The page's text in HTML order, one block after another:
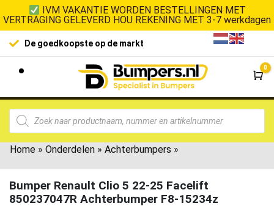
IVM VAKANTIE WORDEN BESTELLINGEN MET
VERTRAGING GELEVERD HOU REKENING MET 3-7 werkdagen
De goedkoopste op de markt
0
Home » Onderdelen » Achterbumpers »
Bumper Renault Clio 5 22-25 Facelift
850237047R Achterbumper F8-15234z